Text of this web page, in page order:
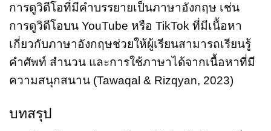
การดูวิดีโอที่มีคำบรรยายเป็นภาษาอังกฤษ เช่น
การดูวิดีโอบน YouTube หรือ TikTok ที่มีเนื้อหา
เกี่ยวกับภาษาอังกฤษช่วยให้ผู้เรียนสามารถเรียนรู้
คำศัพท์ สำนวน และการใช้ภาษาได้จากเนื้อหาที่มี
ความสนุกสนาน (Tawaqal & Rizqyan, 2023)
บทสรุป